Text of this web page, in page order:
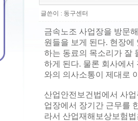
글쓴이 : 동구센터
금속노조 사업장을 방문
원들을 보게 된다. 현장에
하는 동료의 목소리가 잘
하게 된다. 물론 회사에서
와의 의사소통이 제대로
산업안전보건법에서 사
업장에서 장기간 근무를
라서 산업재해보상보험